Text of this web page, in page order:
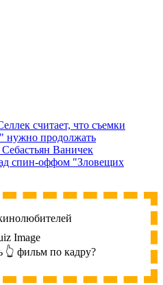
считает, что съемки
нужно продолжать
Ваничек
спин-оффом "Зловещих
👆 фильм по кадру?